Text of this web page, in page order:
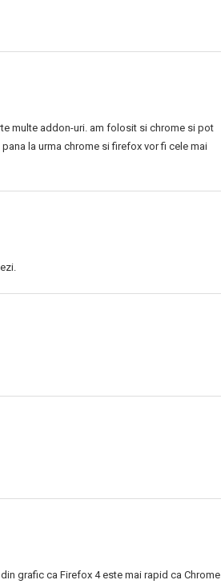
multe addon-uri. am folosit si chrome si pot
la urma chrome si firefox vor fi cele mai
grafic ca Firefox 4 este mai rapid ca Chrome